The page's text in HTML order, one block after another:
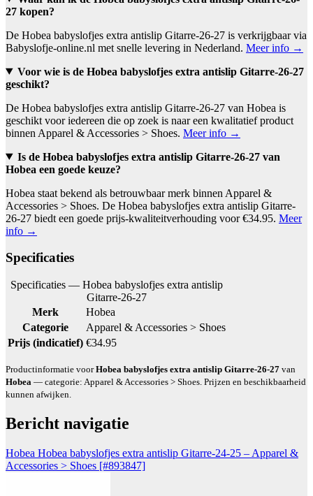
27 kopen?
De Hobea babyslofjes extra antislip Gitarre-26-27 is verkrijgbaar via
Babyslofje-online.nl met snelle levering in Nederland. Meer info →
Voor wie is de Hobea babyslofjes extra antislip Gitarre-26-27
geschikt?
De Hobea babyslofjes extra antislip Gitarre-26-27 van Hobea is
geschikt voor iedereen die op zoek is naar een kwalitatief product
binnen Apparel & Accessories > Shoes. Meer info →
Is de Hobea babyslofjes extra antislip Gitarre-26-27 van
Hobea een goede keuze?
Hobea staat bekend als betrouwbaar merk binnen Apparel &
Accessories > Shoes. De Hobea babyslofjes extra antislip Gitarre-
26-27 biedt een goede prijs-kwaliteitverhouding voor €34.95. Meer
info →
Specificaties
Specificaties — Hobea babyslofjes extra antislip
Gitarre-26-27
Merk
Hobea
Categorie
Apparel & Accessories > Shoes
Prijs (indicatief) €34.95
Productinformatie voorHobea babyslofjes extra antislip Gitarre-26-27 van
Hobea — categorie: Apparel & Accessories > Shoes. Prijzen en beschikbaarheid
kunnen afwijken.
Bericht navigatie
Hobea Hobea babyslofjes extra antislip Gitarre-24-25 – Apparel &
Accessories > Shoes [#893847]